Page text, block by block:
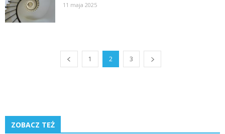
11 maja 2025
1 2 3
ZOBACZ TEŻ